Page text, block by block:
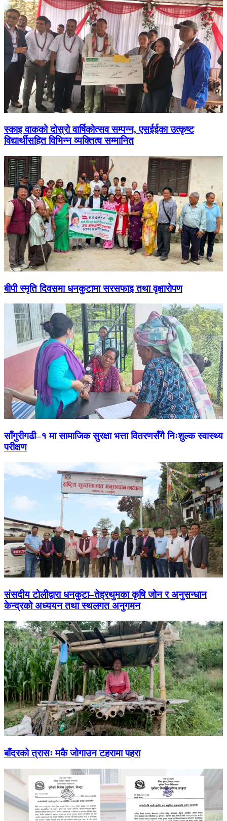
स्काइ वाकको दोस्रो वार्षिकोत्सव सम्पन्न, एसईईका उत्कृष्ट
विद्यार्थीसहित विभिन्न व्यक्तित्व सम्मानित
बीपी स्मृति दिवसमा धनकुटामा सरसफाइ तथा वृक्षारोपण
साँगुरीगढी–१ मा सामाजिक सुरक्षा भत्ता वितरणसँगै निःशुल्क स्वास्थ्य
परीक्षण
संसदीय टोलीद्वारा धनकुटा–तेह्रथुमका कृषि जोन र अनुसन्धान
केन्द्रको अध्ययन तथा स्थलगत अनुगमन
बाँदरको त्रासः मकै जोगाउन टहरामा पहरा